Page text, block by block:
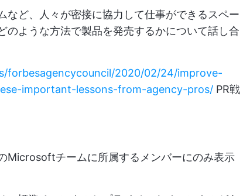
ど、人々が密接に協力して仕事ができるスペー
のような方法で製品を発売するかについて話し合
forbesagencycouncil/2020/02/24/improve-
important-lessons-from-agency-pros/ PR戦
Microsoftチームに所属するメンバーにのみ表示